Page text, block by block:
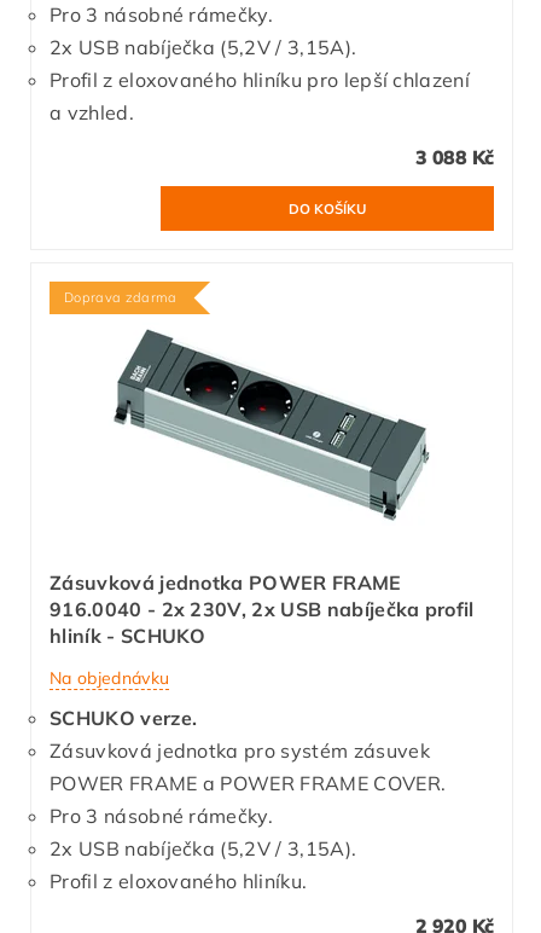
Pro 3 násobné rámečky.
2x USB nabíječka (5,2V / 3,15A).
Profil z eloxovaného hliníku pro lepší chlazení
a vzhled.
3 088 Kč
Doprava zdarma
Zásuvková jednotka POWER FRAME
916.0040 - 2x 230V, 2x USB nabíječka profil
hliník - SCHUKO
Na objednávku
SCHUKO verze.
Zásuvková jednotka pro systém zásuvek
POWER FRAME a POWER FRAME COVER.
Pro 3 násobné rámečky.
2x USB nabíječka (5,2V / 3,15A).
Profil z eloxovaného hliníku.
2 920 Kč